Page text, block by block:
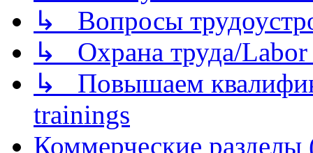
↳ Вопросы
↳ Охрана труда/Labor
↳ Повышаем
trainings
Коммерческие